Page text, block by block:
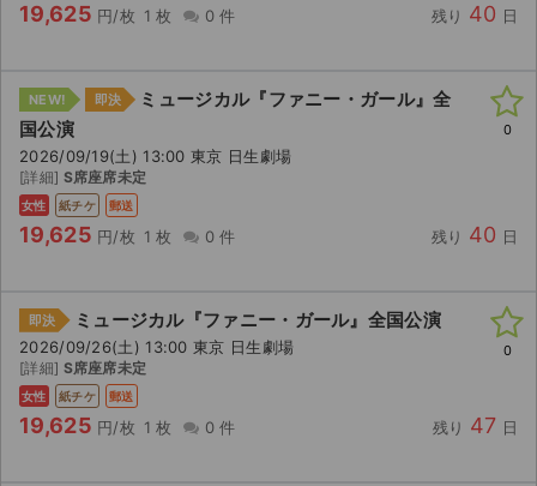
19,625 円/枚 1 枚 0 件 残り 40 日
NEW! 即決
ミュージカル『ファニー・ガール』全
国公演
2026/09/19(土) 13:00 東京 日生劇場
[詳細] S席座席未定
女性 紙チケ 郵送
19,625 円/枚 1 枚 0 件 残り 40 日
0
即決 ミュージカル『ファニー・ガール』全国公演
2026/09/26(土) 13:00 東京 日生劇場
[詳細] S席座席未定
女性 紙チケ 郵送
19,625 円/枚 1 枚 0 件 残り 47 日
0